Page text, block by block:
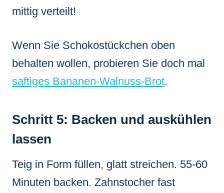
mittig verteilt!
Wenn Sie Schokostückchen oben
behalten wollen, probieren Sie doch mal
saftiges Bananen-Walnuss-Brot.
Schritt 5: Backen und auskühlen
lassen
Teig in Form füllen, glatt streichen. 55-60
Minuten backen. Zahnstocher fast